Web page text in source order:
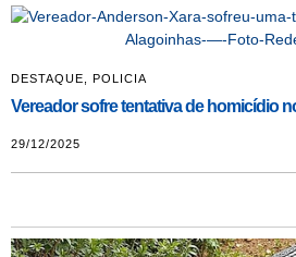
DESTAQUE POLICIA
Vereador sofre tentativa de homicídio
29/12/2025